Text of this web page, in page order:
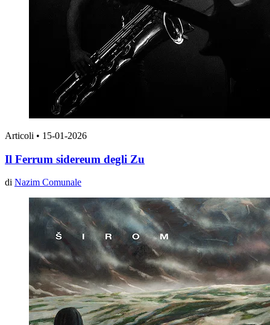
Articoli • 15-01-2026
Il Ferrum sidereum degli Zu
di Nazim Comunale